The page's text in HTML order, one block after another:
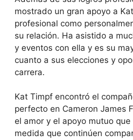
mostrado un gran apoyo a
profesional como
su relación. Ha asistido a
y eventos con ella y es su
cuanto a sus elecciones y
carrera.
Kat Timpf encontró el
perfecto en Cameron James
el amor y el apoyo mutuo
medida que continúen